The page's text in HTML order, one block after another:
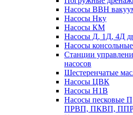
Насосы ВВН
Насосы Нку
Насосы КМ
Насосы Д, 1Д, 4Д
Насосы
Станции
насосов
Шестеренчатые
Насосы ЦВК
Насосы Н1В
Насосы
ПРВП, ПКВП,